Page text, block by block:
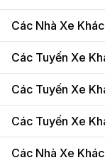
Các Nhà Xe
Các Tuyến Xe
Các Tuyến Xe
Các Tuyến Xe
Các Nhà Xe